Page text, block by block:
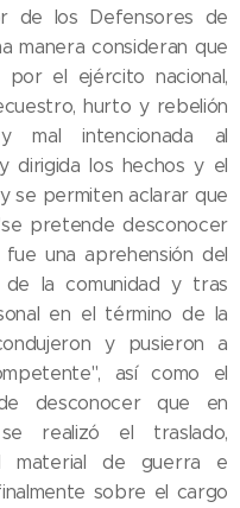
de los Defensores de
manera consideran que
por el ejército nacional,
hurto y rebelión
mal intencionada al
dirigida los hechos y el
se permiten aclarar que
pretende desconocer
una aprehensión del
la comunidad y tras
en el término de la
y pusieron a
así como el
desconocer que en
realizó el traslado,
material de guerra e
sobre el cargo